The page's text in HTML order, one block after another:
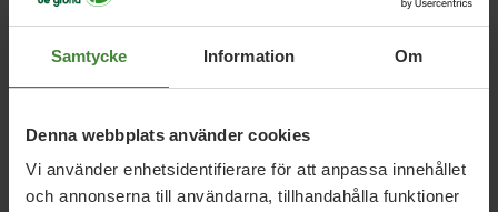
Samtycke Information Om
Denna webbplats använder cookies
Vi använder enhetsidentifierare för att anpassa innehållet
och annonserna till användarna, tillhandahålla funktioner
och naturturism